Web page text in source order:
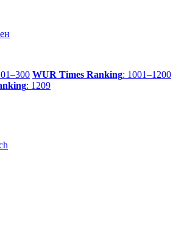
WUR Times Ranking: 1001–1200
: 1209